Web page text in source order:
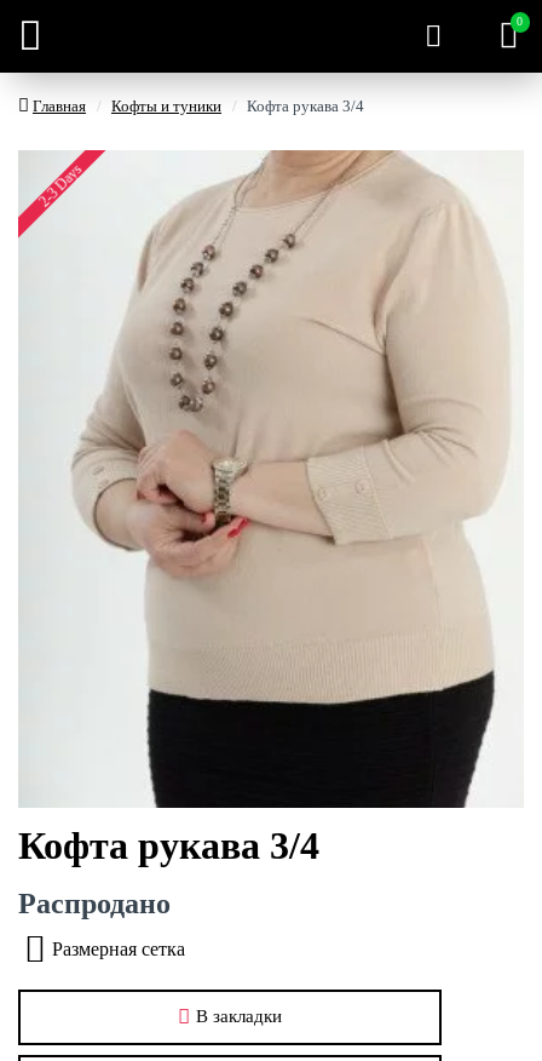
0
Главная Кофты и туники Кофта рукава 3/4
2-3 Days
Кофта рукава 3/4
Распродано
В закладки
Размерная сетка